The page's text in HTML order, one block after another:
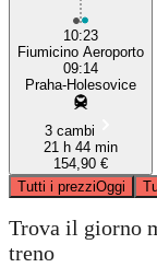
10:23
Fiumicino Aeroporto
09:14
Praha-Holesovice
3 cambi
21 h 44 min
154,90 €
Tutti i prezziOggi
Trova il giorno
treno